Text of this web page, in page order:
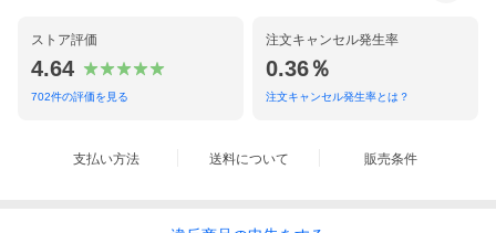
との交際を始めるとともに、展覧会へ の出品を始めたが、作品へ
の評価は厳しかった。 1889 年から1892 年にかけて、ノルウェー
政府の奨学金を 得てパリに留学した。この頃、「これからは、息
づき、感じ、 苦しみ、愛する、生き生きとした人間を描く」とい
口論の末、暴発したピストルで手にけがを負うという事 件があっ
た。1903 年頃からは友人のマックス・リンデのた めの連作を制
ストア評価
4.64
702件の評価を見る
注文キャンセル発生率
0.36％
注文キャンセル発生率とは？
支払い方法 送料について 販売条件